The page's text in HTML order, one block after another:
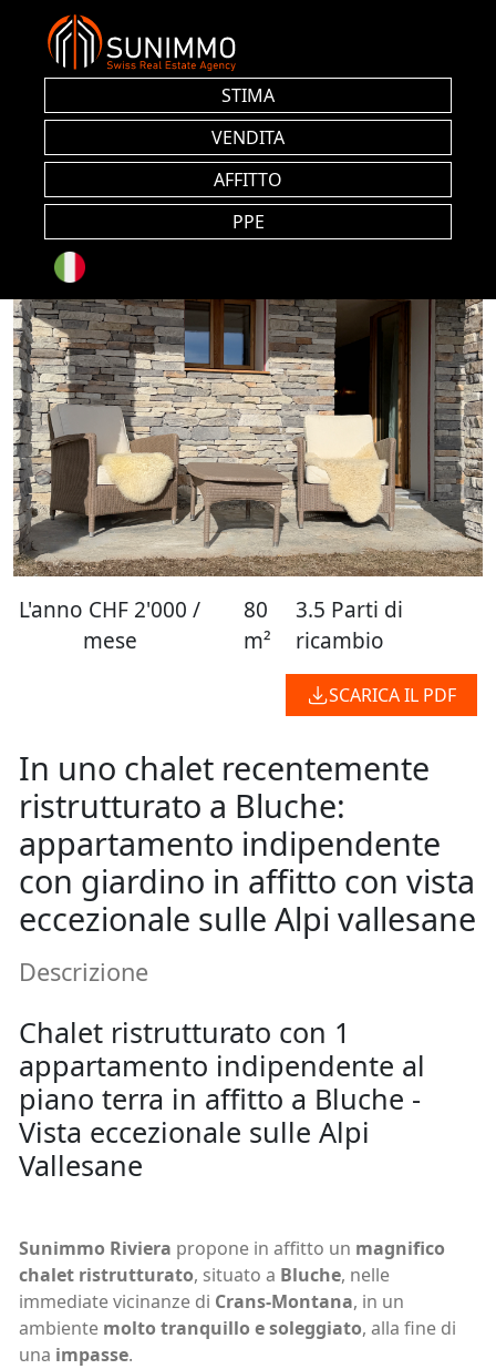
STIMA
VENDITA
AFFITTO
PPE
L'anno CHF 2'000 /
mese
80
m²
3.5 Parti di
ricambio
SCARICA IL PDF
In uno chalet recentemente
ristrutturato a Bluche:
appartamento indipendente
con giardino in affitto con vista
eccezionale sulle Alpi vallesane
Descrizione
Chalet ristrutturato con 1
appartamento indipendente al
piano terra in affitto a Bluche -
Vista eccezionale sulle Alpi
Vallesane
Sunimmo Riviera propone in affitto un magnifico
chalet ristrutturato, situato a Bluche, nelle
immediate vicinanze di Crans-Montana, in un
ambiente molto tranquillo e soleggiato, alla fine di
una impasse.